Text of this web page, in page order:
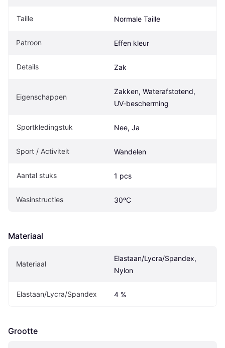
Taille Normale Taille
Patroon Effen kleur
Details Zak
Eigenschappen
Zakken, Waterafstotend,
UV-bescherming
Sportkledingstuk Nee, Ja
Sport / Activiteit Wandelen
Aantal stuks 1 pcs
Wasinstructies 30ºC
Materiaal
Materiaal
Elastaan/Lycra/Spandex,
Nylon
Elastaan/Lycra/Spandex 4 %
Grootte